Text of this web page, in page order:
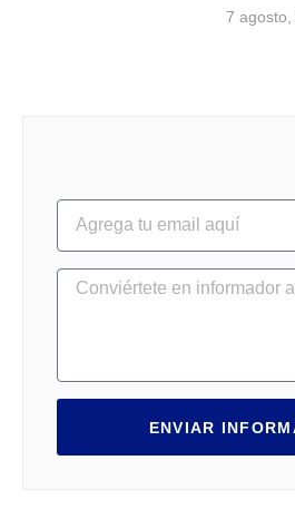
7 agosto,
ENVIAR